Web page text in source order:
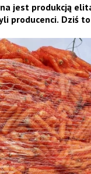
jest produkcją
producenci. Dziś to